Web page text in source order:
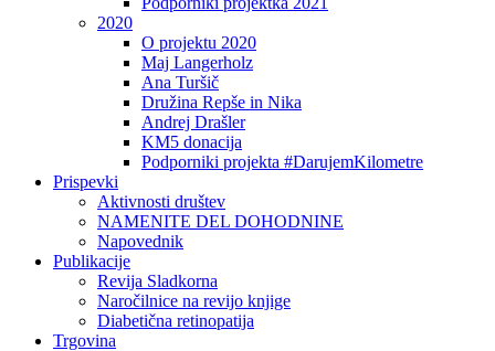
2020
O projektu 2020
Maj Langerholz
Ana Turšič
Družina Repše in Nika
Andrej Drašler
KM5 donacija
Podporniki projekta #DarujemKilometre
Prispevki
Aktivnosti društev
NAMENITE DEL DOHODNINE
Napovednik
Publikacije
Revija Sladkorna
Naročilnice na revijo knjige
Diabetična retinopatija
Trgovina